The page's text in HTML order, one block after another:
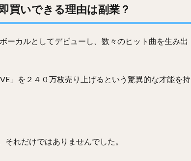
買いできる理由は副業？
ーカルとしてデビューし、数々のヒット曲を生み出
」を２４０万枚売り上げるという驚異的な才能を持
れだけではありませんでした。